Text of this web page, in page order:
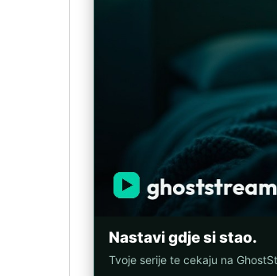
Nastavi gdje si stao.
Tvoje serije te cekaju na